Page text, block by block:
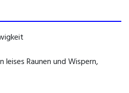
leises Raunen und Wispern,